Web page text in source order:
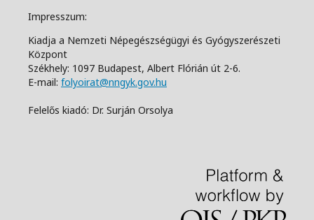
Impresszum:
Kiadja a Nemzeti Népegészségügyi és Gyógyszerészeti
Központ
Székhely: 1097 Budapest, Albert Flórián út 2-6.
E-mail: folyoirat@nngyk.gov.hu
Felelős kiadó: Dr. Surján Orsolya